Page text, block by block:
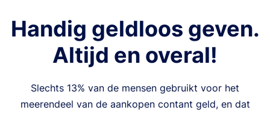
Handig geldloos geven.
Altijd en overal!
Slechts 13% van de mensen gebruikt voor het
meerendeel van de aankopen contant geld, en dat